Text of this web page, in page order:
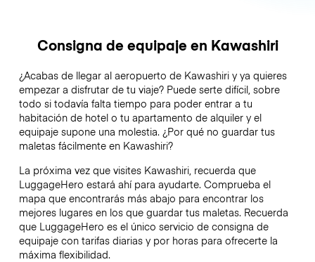
Consigna de equipaje en Kawashiri
¿Acabas de llegar al aeropuerto de Kawashiri y ya quieres
empezar a disfrutar de tu viaje? Puede serte difícil, sobre
todo si todavía falta tiempo para poder entrar a tu
habitación de hotel o tu apartamento de alquiler y el
equipaje supone una molestia. ¿Por qué no guardar tus
maletas fácilmente en Kawashiri?
La próxima vez que visites Kawashiri, recuerda que
LuggageHero estará ahí para ayudarte. Comprueba el
mapa que encontrarás más abajo para encontrar los
mejores lugares en los que guardar tus maletas. Recuerda
que LuggageHero es el único servicio de consigna de
equipaje con tarifas diarias y por horas para ofrecerte la
máxima flexibilidad.